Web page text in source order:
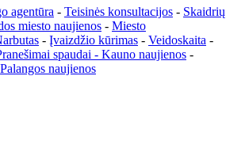
agentūra - Teisinės konsultacijos - Skaidrių
miesto naujienos - Miesto
- Įvaizdžio kūrimas - Veidoskaita -
spaudai - Kauno naujienos -
Palangos naujienos